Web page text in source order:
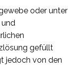
oder unter
gefüllt
jedoch von den